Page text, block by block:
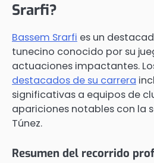
Srarfi?
Bassem Srarfi es un
tunecino conocido por su
actuaciones impactantes.
destacados de su carrera
significativas a equipos de
apariciones notables con la
Túnez.
Resumen del recorrido